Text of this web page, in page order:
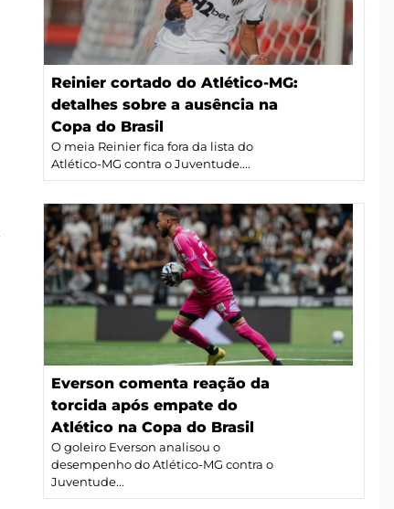
Reinier cortado do Atlético-MG:
detalhes sobre a ausência na
Copa do Brasil
O meia Reinier fica fora da lista do
Atlético-MG contra o Juventude....
Everson comenta reação da
torcida após empate do
Atlético na Copa do Brasil
O goleiro Everson analisou o
desempenho do Atlético-MG contra o
Juventude...